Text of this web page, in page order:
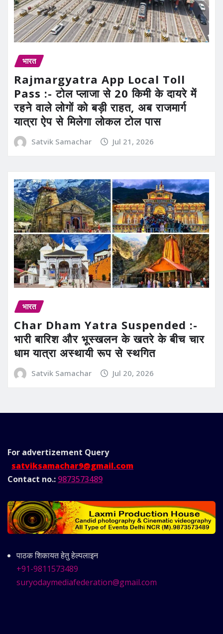
भारत
Rajmargyatra App Local Toll
Pass :- टोल प्लाजा से 20 किमी के दायरे में
रहने वाले लोगों को बड़ी राहत, अब राजमार्ग
यात्रा ऐप से मिलेगा लोकल टोल पास
Satvik Samachar Jul 21, 2026
भारत
Char Dham Yatra Suspended :-
भारी बारिश और भूस्खलन के खतरे के बीच चार
धाम यात्रा अस्थायी रूप से स्थगित
Satvik Samachar Jul 20, 2026
For advertizement Query
satviksamachar9@gmail.com
Contact no.: 9873573489
पाठक शिकायत हेतु हेल्पलाइन
+91-9811573489
suryodaymediafederation@gmail.com